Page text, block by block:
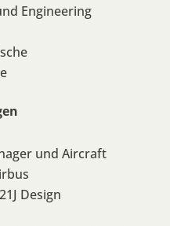
Engineering
und Aircraft
Design